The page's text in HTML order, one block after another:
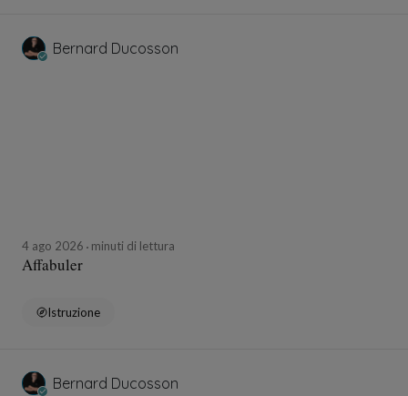
Bernard Ducosson
4 ago 2026 minuti di lettura
Affabuler
Istruzione
Bernard Ducosson